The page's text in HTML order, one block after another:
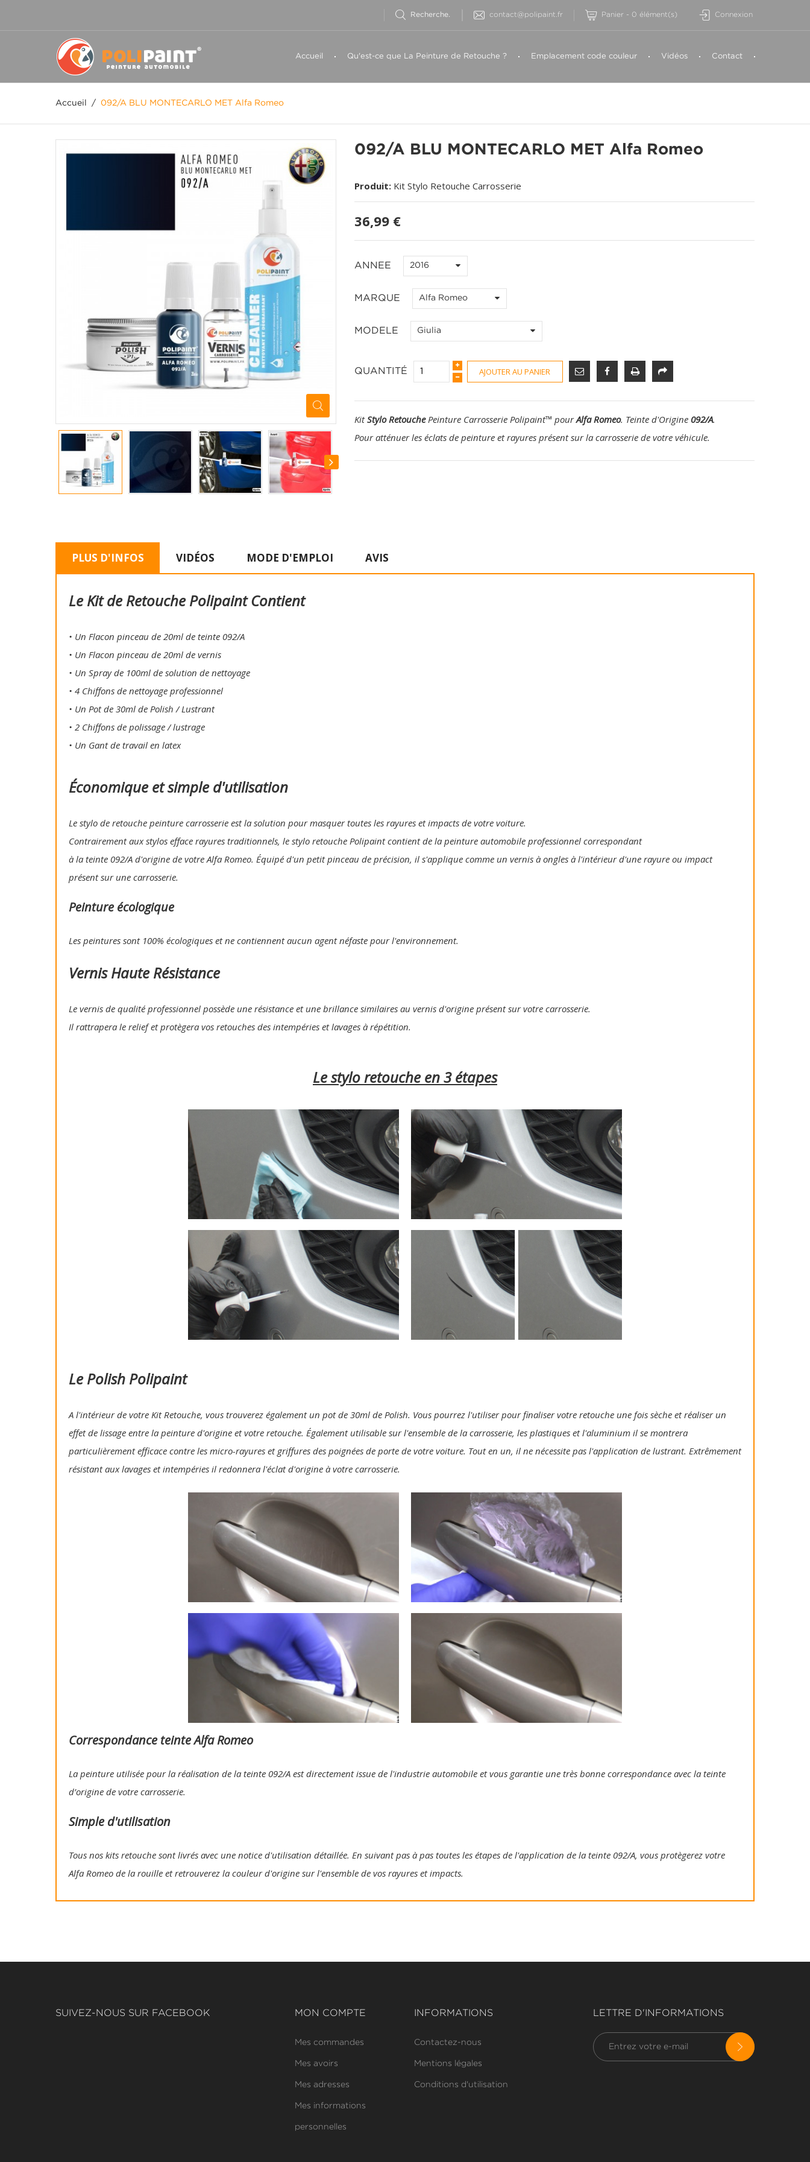
contact@polipaint.fr Panier - 0 élément(s) Connexion
Accueil Qu'est-ce que La Peinture de Retouche ? Emplacement code couleur Vidéos Contact
Accueil / 092/A BLU MONTECARLO MET Alfa Romeo
092/A BLU MONTECARLO MET Alfa Romeo
Produit: Kit Stylo Retouche Carrosserie
36,99 €
ANNEE 2016
MARQUE Alfa Romeo
MODELE Giulia
QUANTITÉ AJOUTER AU PANIER
KitStylo RetouchePeinture Carrosserie Polipaint™ pourAlfa Romeo. Teinte d'Origine 092/A.
Pour atténuer les éclats de peinture et rayures présent sur la carrosserie de votre véhicule.
PLUS D'INFOS VIDÉOS MODE D'EMPLOI AVIS
Le Kit de Retouche Polipaint Contient
• Un Flacon pinceau de 20ml de teinte 092/A
• Un Flacon pinceau de 20ml de vernis
• Un Spray de 100ml de solution de nettoyage
• 4 Chiffons de nettoyage professionnel
• Un Pot de 30ml de Polish / Lustrant
• 2 Chiffons de polissage / lustrage
• Un Gant de travail en latex
Économique et simple d'utilisation
Le stylo de retouche peinture carrosserie est la solution pour masquer toutes les rayures et impacts de votre voiture.
Contrairement aux stylos efface rayures traditionnels, le stylo retouche Polipaint contient de la peinture automobile professionnel correspondant
à la teinte 092/A d'origine de votre Alfa Romeo. Équipé d'un petit pinceau de précision, il s'applique comme un vernis à ongles à l'intérieur d'une rayure ou impact
présent sur une carrosserie.
Peinture écologique
Les peintures sont 100% écologiques et ne contiennent aucun agent néfaste pour l'environnement.
Vernis Haute Résistance
Le vernis de qualité professionnel possède une résistance et une brillance similaires au vernis d'origine présent sur votre carrosserie.
Il rattrapera le relief et protègera vos retouches des intempéries et lavages à répétition.
Le stylo retouche en 3 étapes
Le Polish Polipaint
A l'intérieur de votre Kit Retouche, vous trouverez également un pot de 30ml de Polish. Vous pourrez l'utiliser pour finaliser votre retouche une fois sèche et réaliser un
effet de lissage entre la peinture d'origine et votre retouche. Également utilisable sur l'ensemble de la carrosserie, les plastiques et l'aluminium il se montrera
particulièrement efficace contre les micro-rayures et griffures des poignées de porte de votre voiture. Tout en un, il ne nécessite pas l'application de lustrant. Extrêmement
résistant aux lavages et intempéries il redonnera l'éclat d'origine à votre carrosserie.
Correspondance teinte Alfa Romeo
La peinture utilisée pour la réalisation de la teinte 092/A est directement issue de l'industrie automobile et vous garantie une très bonne correspondance avec la teinte
d’origine de votre carrosserie.
Simple d'utilisation
Tous nos kits retouche sont livrés avec une notice d'utilisation détaillée. En suivant pas à pas toutes les étapes de l'application de la teinte 092/A, vous protègerez votre
Alfa Romeo de la rouille et retrouverez la couleur d'origine sur l'ensemble de vos rayures et impacts.
SUIVEZ-NOUS SUR FACEBOOK MON COMPTE
Mes commandes
Mes avoirs
Mes adresses
Mes informations
personnelles
INFORMATIONS
Contactez-nous
Mentions légales
Conditions d'utilisation
LETTRE D'INFORMATIONS